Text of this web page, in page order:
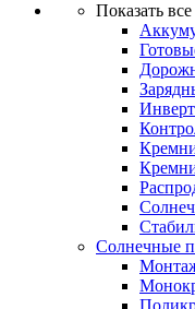
Показать
Солнечные